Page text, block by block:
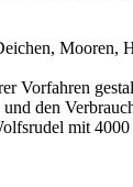
Vorfahren
den
mit